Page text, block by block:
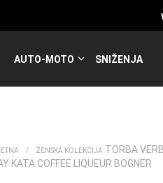
AUTO-MOTO SNIŽENJA
/ ŽENSKA KOLEKCIJA TORBA
KATA COFFEE LIQUEUR BOGNER